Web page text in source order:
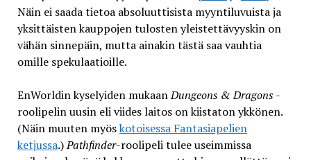
Näin ei saada tietoa absoluuttisista myyntiluvuista ja
yksittäisten kauppojen tulosten yleistettävyyskin on
vähän sinnepäin, mutta ainakin tästä saa vauhtia
omille spekulaatioille.
EnWorldin kyselyiden mukaanDungeons & Dragons-
roolipelin uusin eli viides laitos on kiistaton ykkönen.
(Näin muuten myöskotoisessa Fantasiapelien
ketjussa.)Pathfinder-roolipeli tulee useimmissa